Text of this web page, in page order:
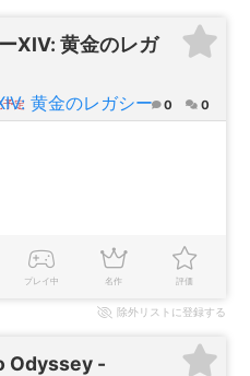
XIV: 黄金のレガ
予定 0 0
プレイ中 名作 評価
除外リストに登録する
Odyssey -